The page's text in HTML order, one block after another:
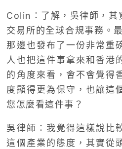
Colin：了解，吳律師，其
交易所的全球合規事務。
那邊也發布了一份非常重
人也把這件事拿來和香港
的角度來看，會不會覺得
度顯得更為保守，也讓這
您怎麼看這件事？
吳律師：我覺得這樣說比
這個產業的態度，其實從